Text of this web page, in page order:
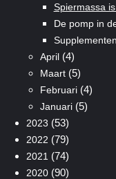
Spiermassa
De pomp in
April(4)
Maart(5)
Februari(4)
Januari(5)
2023 (53)
2022 (79)
2021 (74)
2020(90)